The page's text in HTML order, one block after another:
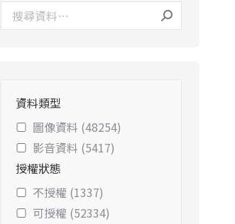
資料類型
圖像資料 (48254)
影音資料 (5417)
授權狀態
不授權 (1337)
可授權 (52334)